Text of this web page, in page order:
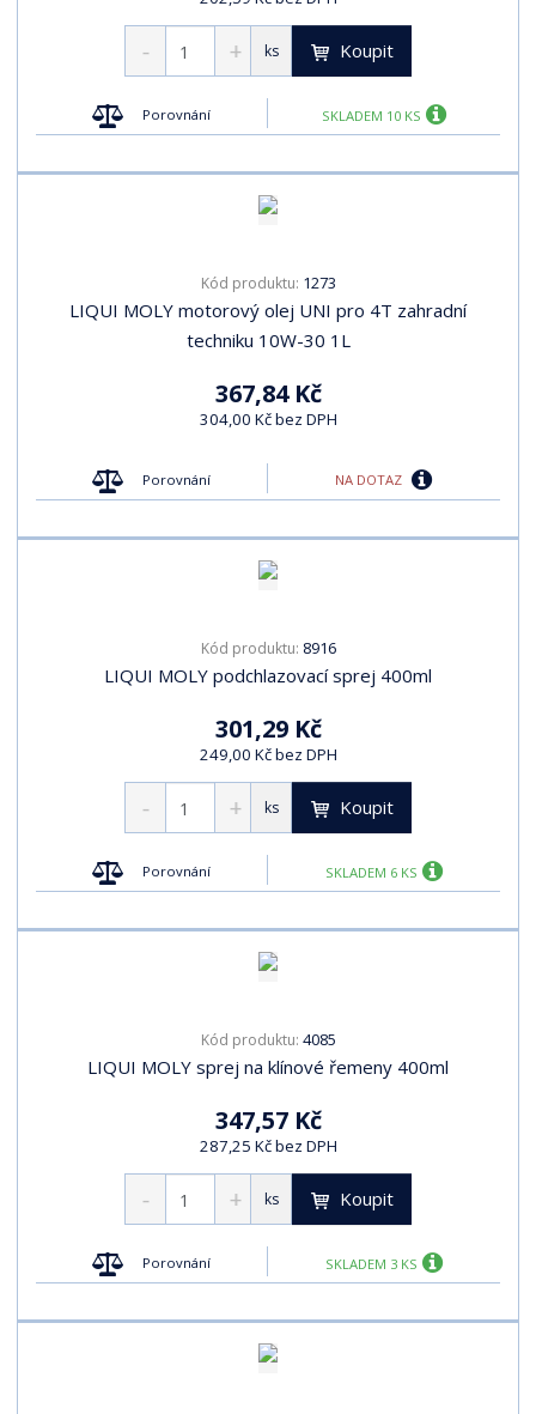
ks Koupit
Porovnání SKLADEM 10 KS
Kód produktu: 1273
LIQUI MOLY motorový olej UNI pro 4T zahradní
techniku 10W-30 1L
367,84 Kč
304,00 Kč bez DPH
Porovnání NA DOTAZ
Kód produktu: 8916
LIQUI MOLY podchlazovací sprej 400ml
301,29 Kč
249,00 Kč bez DPH
ks Koupit
Porovnání SKLADEM 6 KS
Kód produktu: 4085
LIQUI MOLY sprej na klínové řemeny 400ml
347,57 Kč
287,25 Kč bez DPH
ks Koupit
Porovnání SKLADEM 3 KS